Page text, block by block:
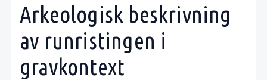
Arkeologisk beskrivning
av runristingen i
gravkontext